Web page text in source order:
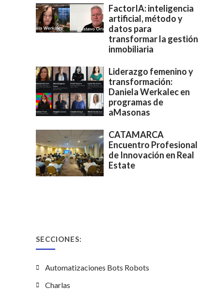
FactorIA: inteligencia
artificial, método y
datos para
transformar la gestión
inmobiliaria
Liderazgo femenino y
transformación:
Daniela Werkalec en
programas de
aMasonas
CATAMARCA
Encuentro Profesional
de Innovación en Real
Estate
SECCIONES:
Automatizaciones Bots Robots
Charlas